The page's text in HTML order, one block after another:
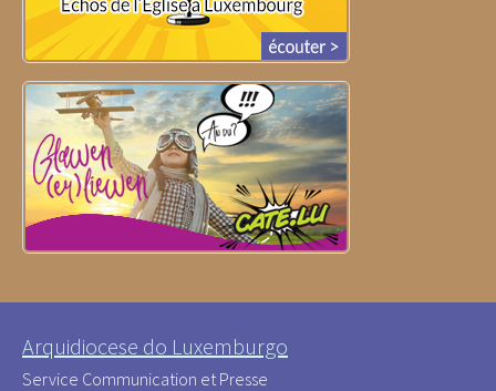
Arquidiocese do Luxemburgo
Service Communication et Presse